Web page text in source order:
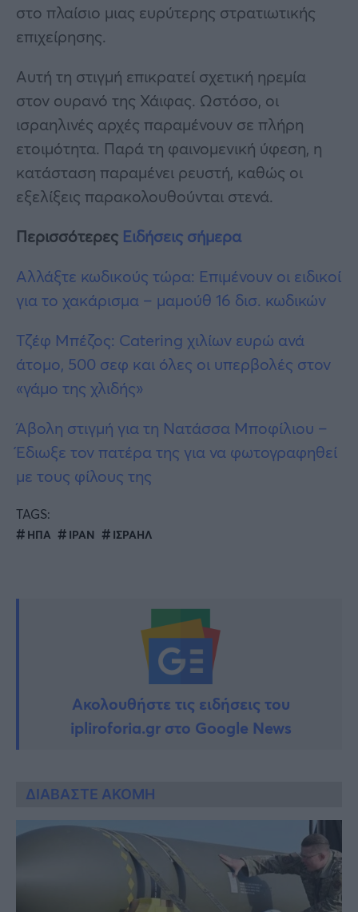
στο πλαίσιο μιας ευρύτερης στρατιωτικής
επιχείρησης.
Αυτή τη στιγμή επικρατεί σχετική ηρεμία
στον ουρανό της Χάιφας. Ωστόσο, οι
ισραηλινές αρχές παραμένουν σε πλήρη
ετοιμότητα. Παρά τη φαινομενική ύφεση, η
κατάσταση παραμένει ρευστή, καθώς οι
εξελίξεις παρακολουθούνται στενά.
Περισσότερες Ειδήσεις σήμερα
Αλλάξτε κωδικούς τώρα: Επιμένουν οι ειδικοί
για το χακάρισμα – μαμούθ 16 δισ. κωδικών
Τζέφ Μπέζος: Catering χιλίων ευρώ ανά
άτομο, 500 σεφ και όλες οι υπερβολές στον
«γάμο της χλιδής»
Άβολη στιγμή για τη Νατάσσα Μποφίλιου –
Έδιωξε τον πατέρα της για να φωτογραφηθεί
με τους φίλους της
TAGS:
ΗΠΑ ΙΡΑΝ ΙΣΡΑΗΛ
Ακολουθήστε τις ειδήσεις του
ipliroforia.gr στο Google News
ΔΙΑΒΑΣΤΕ ΑΚΟΜΗ